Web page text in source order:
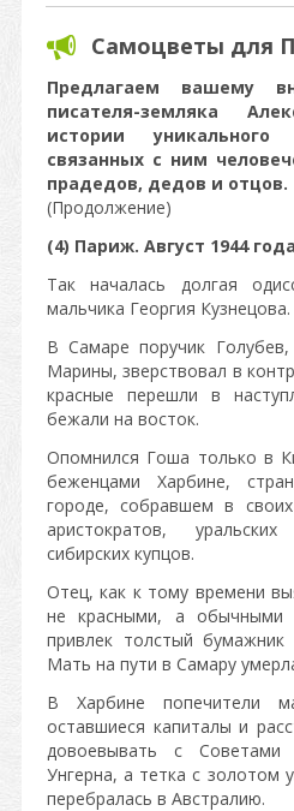
Самоцветы для
Предлагаем вашему
писателя-земляка
истории
связанных с ним
прадедов, дедов и отцов.
(Продолжение)​​​​​​​
(4) Париж. Август 1944 года
Так началась долгая
мальчика Георгия Кузнецова.
В Самаре поручик
Марины, зверствовал в
красные перешли в
бежали на восток.
Опомнился Гоша только в
беженцами Харбине,
городе, собравшем в своих
аристократов,
сибирских купцов.
Отец, как к тому времени
не красными, а обычными
привлек толстый бумажник
Мать на пути в Самару
В Харбине попечители
оставшиеся капиталы и
довоевывать с
Унгерна, а тетка с золотом
перебралась в Австралию.